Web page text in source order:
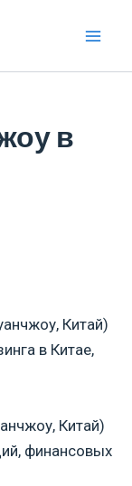
в
Китай)
в Китае,
Китай)
финансовых